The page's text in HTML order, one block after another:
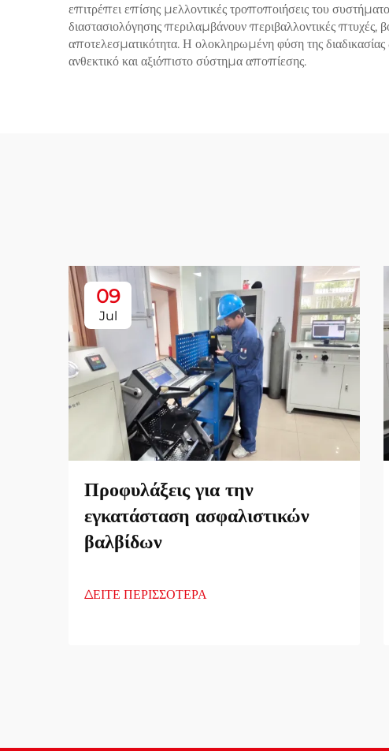
επιτρέπει επίσης μελλοντικές τροποποιήσεις του
διαστασιολόγησης περιλαμβάνουν περιβαλλοντικές πτυχές,
αποτελεσματικότητα. Η ολοκληρωμένη φύση της
ανθεκτικό και αξιόπιστο σύστημα αποπίεσης.
09
Jul
Προφυλάξεις για την
εγκατάσταση ασφαλιστικών
βαλβίδων
ΔΕΙΤΕ ΠΕΡΙΣΣΟΤΕΡΑ